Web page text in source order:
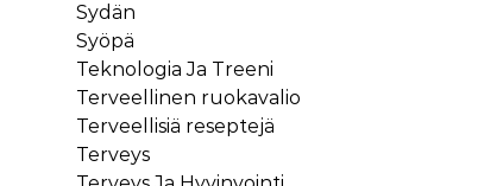
Sydän
Syöpä
Teknologia Ja Treeni
Terveellinen ruokavalio
Terveellisiä reseptejä
Terveys